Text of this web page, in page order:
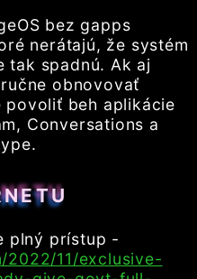
bez gapps
nerátajú, že systém
tak spadnú. Ak aj
obnovovať
povoliť beh aplikácie
Conversations a
plný prístup -
11/exclusive-